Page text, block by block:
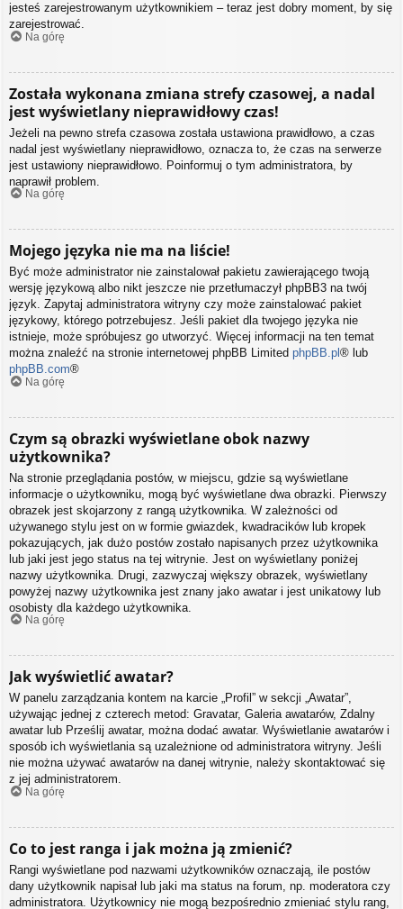
jesteś zarejestrowanym użytkownikiem – teraz jest dobry moment, by się
zarejestrować.
Na górę
Została wykonana zmiana strefy czasowej, a nadal
jest wyświetlany nieprawidłowy czas!
Jeżeli na pewno strefa czasowa została ustawiona prawidłowo, a czas
nadal jest wyświetlany nieprawidłowo, oznacza to, że czas na serwerze
jest ustawiony nieprawidłowo. Poinformuj o tym administratora, by
naprawił problem.
Na górę
Mojego języka nie ma na liście!
Być może administrator nie zainstalował pakietu zawierającego twoją
wersję językową albo nikt jeszcze nie przetłumaczył phpBB3 na twój
język. Zapytaj administratora witryny czy może zainstalować pakiet
językowy, którego potrzebujesz. Jeśli pakiet dla twojego języka nie
istnieje, może spróbujesz go utworzyć. Więcej informacji na ten temat
można znaleźć na stronie internetowej phpBB Limited phpBB.pl ® lub
phpBB.com®
Na górę
Czym są obrazki wyświetlane obok nazwy
użytkownika?
Na stronie przeglądania postów, w miejscu, gdzie są wyświetlane
informacje o użytkowniku, mogą być wyświetlane dwa obrazki. Pierwszy
obrazek jest skojarzony z rangą użytkownika. W zależności od
używanego stylu jest on w formie gwiazdek, kwadracików lub kropek
pokazujących, jak dużo postów zostało napisanych przez użytkownika
lub jaki jest jego status na tej witrynie. Jest on wyświetlany poniżej
nazwy użytkownika. Drugi, zazwyczaj większy obrazek, wyświetlany
powyżej nazwy użytkownika jest znany jako awatar i jest unikatowy lub
osobisty dla każdego użytkownika.
Na górę
Jak wyświetlić awatar?
W panelu zarządzania kontem na karcie „Profil” w sekcji „Awatar”,
używając jednej z czterech metod: Gravatar, Galeria awatarów, Zdalny
awatar lub Prześlij awatar, można dodać awatar. Wyświetlanie awatarów i
sposób ich wyświetlania są uzależnione od administratora witryny. Jeśli
nie można używać awatarów na danej witrynie, należy skontaktować się
z jej administratorem.
Na górę
Co to jest ranga i jak można ją zmienić?
Rangi wyświetlane pod nazwami użytkowników oznaczają, ile postów
dany użytkownik napisał lub jaki ma status na forum, np. moderatora czy
administratora. Użytkownicy nie mogą bezpośrednio zmieniać stylu rang,